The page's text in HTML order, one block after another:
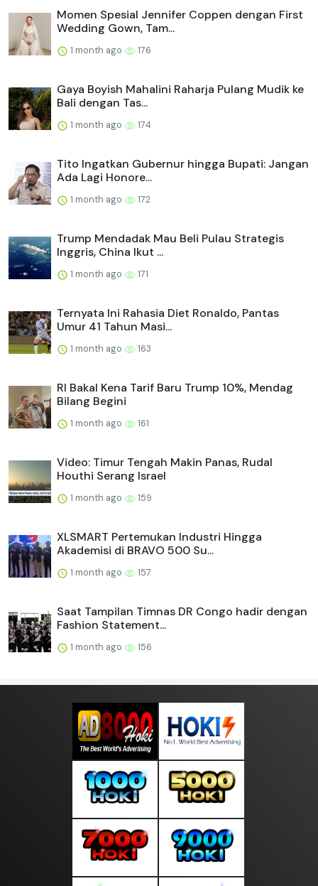
Momen Spesial Jennifer Coppen dengan First
Wedding Gown, Tam...
1 month ago 176
Gaya Boyish Mahalini Raharja Pulang Mudik ke
Bali dengan Tas...
1 month ago 174
Tito Ingatkan Gubernur hingga Bupati: Jangan
Ada Lagi Honore...
1 month ago 172
Trump Mendadak Mau Beli Pulau Strategis
Inggris, China Ikut ...
1 month ago 171
Ternyata Ini Rahasia Diet Ronaldo, Pantas
Umur 41 Tahun Masi...
1 month ago 163
RI Bakal Kena Tarif Baru Trump 10%, Mendag
Bilang Begini
1 month ago 161
Video: Timur Tengah Makin Panas, Rudal
Houthi Serang Israel
1 month ago 159
XLSMART Pertemukan Industri Hingga
Akademisi di BRAVO 500 Su...
1 month ago 157
Saat Tampilan Timnas DR Congo hadir dengan
Fashion Statement...
1 month ago 156